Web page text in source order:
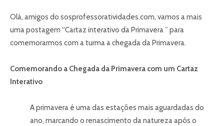
Olá, amigos do sosprofessoratividades.com, vamos a mais
uma postagem “Cartaz interativo da Primavera ” para
comemorarmos com a turma a chegada da Primavera.
Comemorando a Chegada da Primavera com um Cartaz
Interativo
A primavera é uma das estações mais aguardadas do
ano, marcando o renascimento da natureza após o